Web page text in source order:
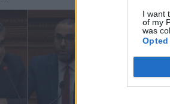
I want
of my
was